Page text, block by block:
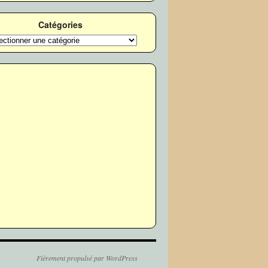
Catégories
Fièrement propulsé par WordPress